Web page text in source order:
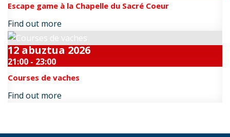
Escape game à la Chapelle du Sacré Coeur
Find out more
12 abuztua 2026
21:00 - 23:00
Courses de vaches
Find out more